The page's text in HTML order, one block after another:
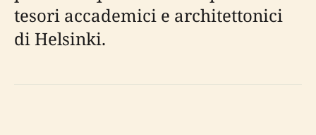
tesori accademici e architettonici
di Helsinki.